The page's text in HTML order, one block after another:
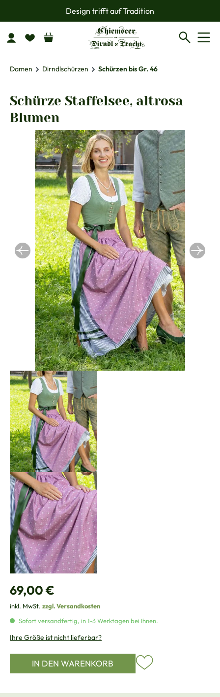
Zum Hauptinhalt springenDesign trifft auf Tradition
Damen Dirndlschürzen Schürzen bis Gr. 46
Schürze Staffelsee, altrosa
Blumen
Bildergalerie überspringen
Regulärer Preis:
69,00 €
inkl. MwSt. zzgl. Versandkosten
Sofort versandfertig, in 1-3 Werktagen bei Ihnen.
Ihre Größe ist nicht lieferbar?
IN DEN WARENKORB